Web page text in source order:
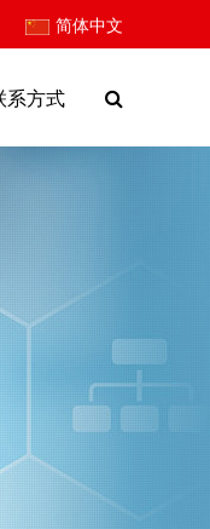
简体中文
系方式